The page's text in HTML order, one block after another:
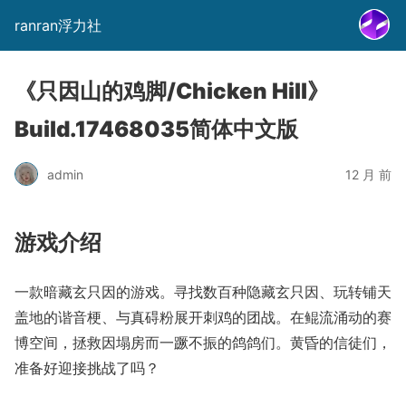
ranran浮力社
《只因山的鸡脚/Chicken Hill》
Build.17468035简体中文版
admin 12 月 前
游戏介绍
一款暗藏玄只因的游戏。寻找数百种隐藏玄只因、玩转铺天
盖地的谐音梗、与真碍粉展开刺鸡的团战。在鲲流涌动的赛
博空间，拯救因塌房而一蹶不振的鸽鸽们。黄昏的信徒们，
准备好迎接挑战了吗？